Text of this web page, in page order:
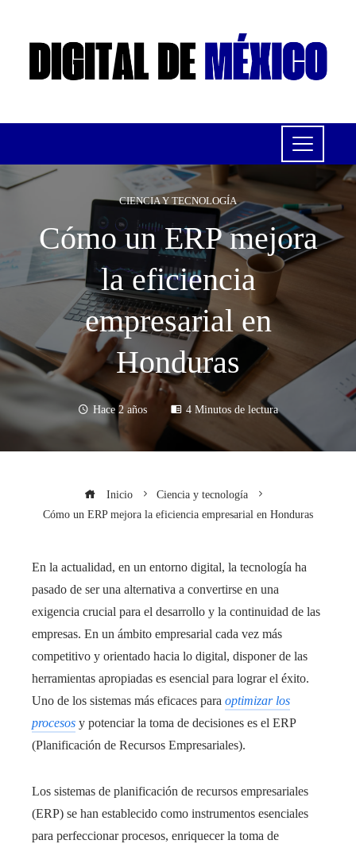
CIENCIA Y TECNOLOGÍA
Cómo un ERP mejora
la eficiencia
empresarial en
Honduras
Hace 2 años 4 Minutos de lectura
Inicio
Ciencia y tecnología
Cómo un ERP mejora la eficiencia empresarial en Honduras
En la actualidad, en un entorno digital, la tecnología ha
pasado de ser una alternativa a convertirse en una
exigencia crucial para el desarrollo y la continuidad de las
empresas. En un ámbito empresarial cada vez más
competitivo y orientado hacia lo digital, disponer de las
herramientas apropiadas es esencial para lograr el éxito.
Uno de los sistemas más eficaces para optimizar los
procesos y potenciar la toma de decisiones es el ERP
(Planificación de Recursos Empresariales).
Los sistemas de planificación de recursos empresariales
(ERP) se han establecido como instrumentos esenciales
para perfeccionar procesos, enriquecer la toma de